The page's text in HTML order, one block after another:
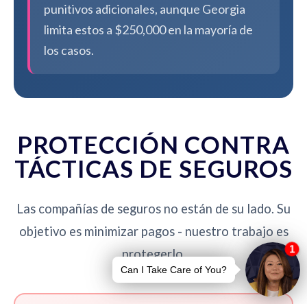
punitivos adicionales, aunque Georgia
limita estos a $250,000 en la mayoría de
los casos.
PROTECCIÓN CONTRA
TÁCTICAS DE SEGUROS
Las compañías de seguros no están de su lado. Su
objetivo es minimizar pagos - nuestro trabajo es
protegerlo.